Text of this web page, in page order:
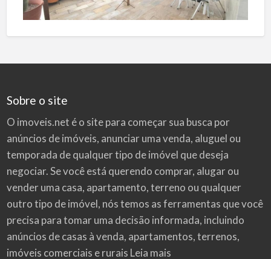
Sobre o site
O imoveis.net é o site para começar sua busca por
anúncios de imóveis, anunciar uma venda, aluguel ou
temporada de qualquer tipo de imóvel que deseja
negociar. Se você está querendo comprar, alugar ou
vender uma casa, apartamento, terreno ou qualquer
outro tipo de imóvel, nós temos as ferramentas que você
precisa para tomar uma decisão informada, incluindo
anúncios de casas à venda, apartamentos, terrenos,
imóveis comerciais e rurais Leia mais